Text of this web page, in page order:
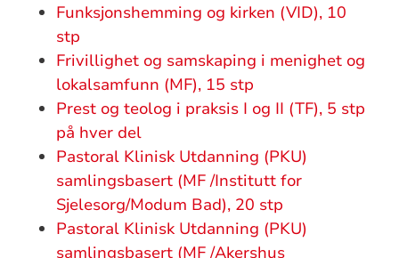
Funksjonshemming og kirken (VID), 10
stp
Frivillighet og samskaping i menighet og
lokalsamfunn (MF), 15 stp
Prest og teolog i praksis I og II (TF), 5 stp
på hver del
Pastoral Klinisk Utdanning (PKU)
samlingsbasert (MF /Institutt for
Sjelesorg/Modum Bad), 20 stp
Pastoral Klinisk Utdanning (PKU)
samlingsbasert (MF /Akershus